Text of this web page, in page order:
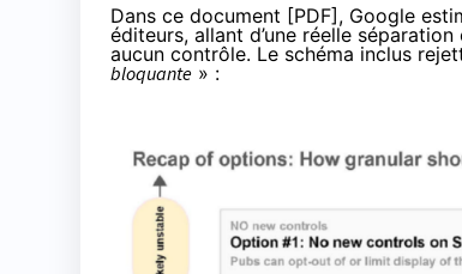
Dans ce document [PDF], Google
éditeurs, allant d’une réelle
aucun contrôle. Le schéma inclus
bloquante » :